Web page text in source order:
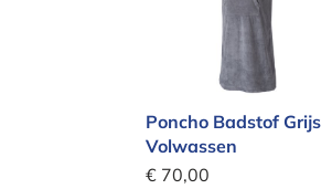
Poncho Badstof Grijs
Volwassen
€ 70,00